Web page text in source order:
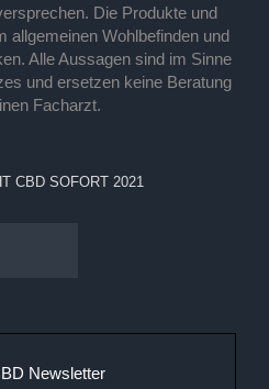
Die Produkte und
allgemeinen Wohlbefinden und
Alle Aussagen sind im Sinne
und ersetzen keine Beratung
Facharzt.
CBD SOFORT 2021
Newsletter